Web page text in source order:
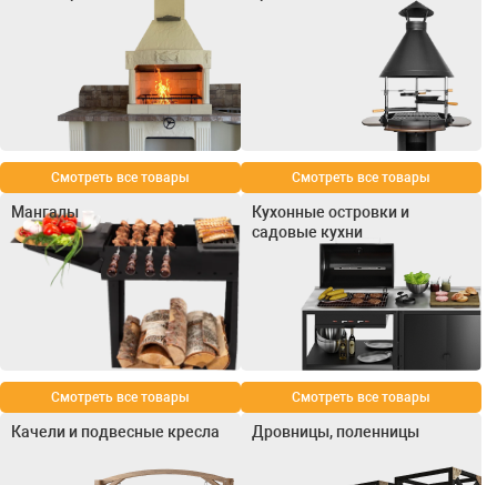
Смотреть все товары Смотреть все товары
Мангалы
Смотреть все товары
Кухонные островки и
садовые кухни
Смотреть все товары
Качели и подвесные кресла Дровницы, поленницы